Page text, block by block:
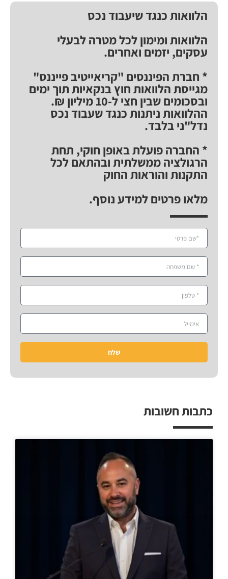
הלוואות כנגד שיעבוד נכס
הלוואות ומימון לכל מטרה לבעלי
עסקים, יזמים ואחרים.
* חברת הפיננסים "קריאייטיב פייננס"
מגייסת הלוואות חוץ בנקאיות תוך ימים
ובסכומים שבין חצי ל-10 מיליון ₪.
ההלוואות ניתנות כנגד שעבוד נכס
נדל"ני בלבד.
* החברה פועלת באופן חוקי, תחת
הרגולציה ממשלתית ובהתאם לכל
התקנות והוראות החוק
מלאו פרטים למידע נוסף.
שלח
כתבות חשובות